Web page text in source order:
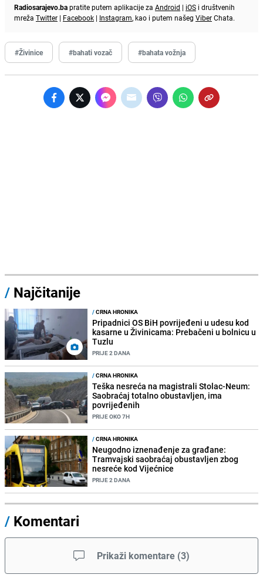
Radiosarajevo.bapratite putem aplikacije za Android | iOS i društvenih
mreža Twitter | Facebook | Instagram, kao i putem našeg ViberChata.
#Živinice #bahati vozač #bahata vožnja
/ Najčitanije
/CRNA HRONIKA
Pripadnici OS BiH povrijeđeni u udesu kod
kasarne u Živinicama: Prebačeni u bolnicu u
Tuzlu
PRIJE 2 DANA
/CRNA HRONIKA
Teška nesreća na magistrali Stolac-Neum:
Saobraćaj totalno obustavljen, ima
povrijeđenih
PRIJE OKO 7H
/CRNA HRONIKA
Neugodno iznenađenje za građane:
Tramvajski saobraćaj obustavljen zbog
nesreće kod Vijećnice
PRIJE 2 DANA
/ Komentari
Prikaži komentare (3)